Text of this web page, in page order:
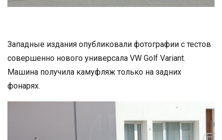
Западные издания опубликовали фотографии с тестов
совершенно нового универсала VW Golf Variant.
Машина получила камуфляж только на задних
фонарях.